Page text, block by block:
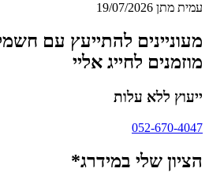
עמית מתן 19/07/2026
מעוניינים להתייעץ עם
מוזמנים לחייג אליי
ייעוץ ללא עלות
052-670-4047
הציון שלי במידרג*